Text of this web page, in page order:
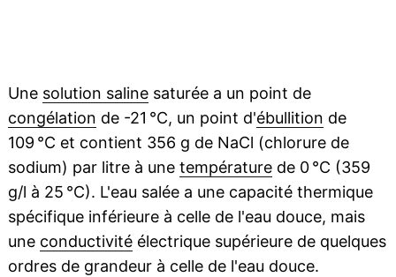
Une solution salinesaturée a un point de
congélation de -21 °C, un point d'ébullition de
109 °C et contient 356 g de NaCl (chlorure de
sodium) par litre à une températurede 0 °C (359
g/l à 25 °C). L'eau salée a une capacité thermique
spécifique inférieure à celle de l'eau douce, mais
une conductivitéélectrique supérieure de quelques
ordres de grandeur à celle de l'eau douce.